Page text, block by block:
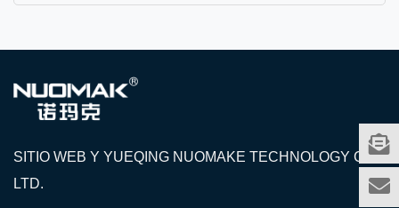
SITIO WEB Y YUEQING NUOMAKE TECHNOLOGY CO.,
LTD.